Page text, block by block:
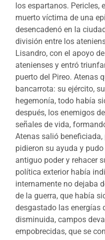
los espartanos. Pericles,
muerto víctima de una
desencadenó en la
división entre los
Lisandro, con el apoyo
atenienses y entró
puerto del Pireo. Atenas
bancarrota: su ejército,
hegemonía, todo había
después, los enemigos
señales de vida,
Atenas salió
pidieron su ayuda y
antiguo poder y rehacer
política exterior había
internamente no dejaba
de la guerra, que había
desgastado las energías
disminuida, campos
empobrecidas, que se